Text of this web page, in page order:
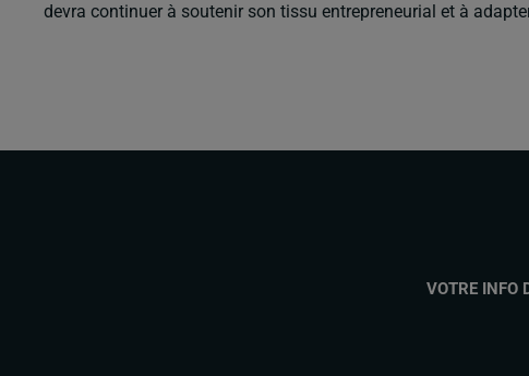
devra continuer à soutenir son tissu entrepreneurial et à
VOTRE INFO